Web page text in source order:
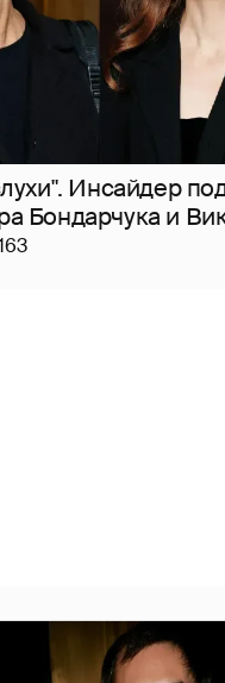
Инсайдер
Бондарчука и